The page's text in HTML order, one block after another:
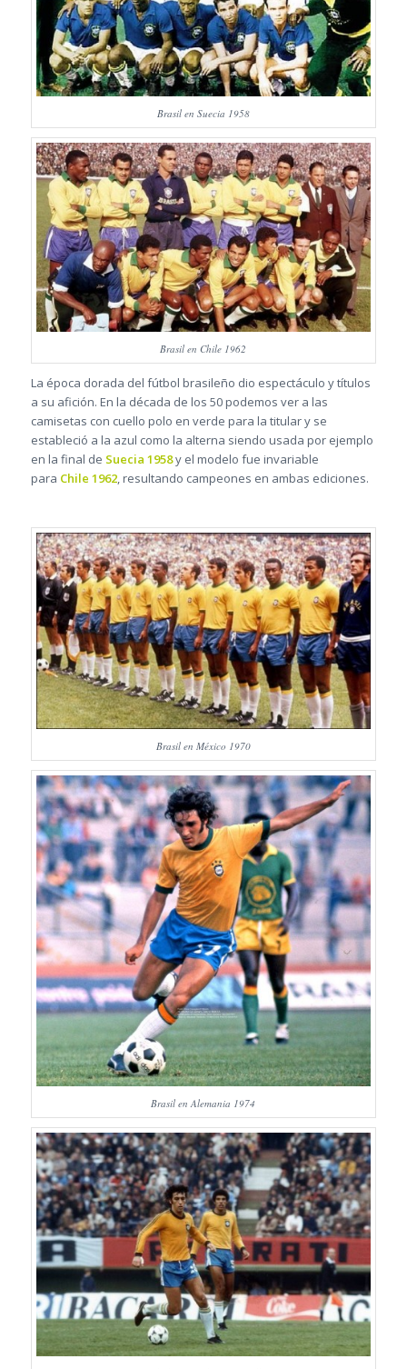
Brasil en Suecia 1958
Brasil en Chile 1962
La época dorada del fútbol brasileño dio espectáculo y títulos
a su afición. En la década de los 50 podemos ver a las
camisetas con cuello polo en verde para la titular y se
estableció a la azul como la alterna siendo usada por ejemplo
en la final de Suecia 1958y el modelo fue invariable
para Chile 1962, resultando campeones en ambas ediciones.
Brasil en México 1970
Brasil en Alemania 1974